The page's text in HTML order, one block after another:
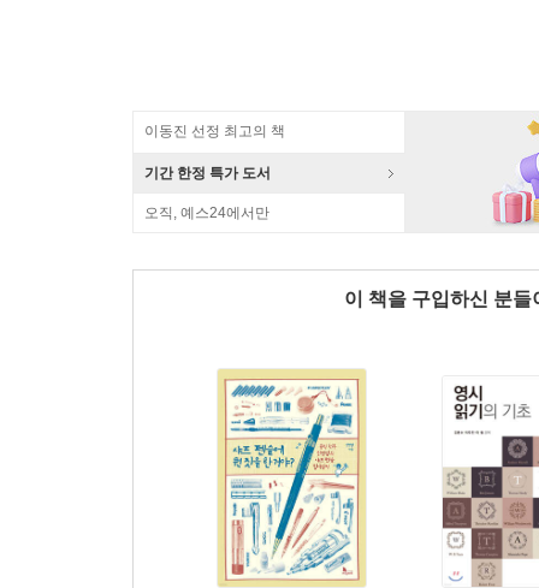
이동진 선정 최고의 책
기간 한정 특가 도서
오직, 예스24에서만
이 책을 구입하신 분